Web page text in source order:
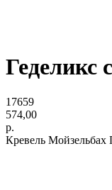
Геделикс
17659
574,00
р.
Кревель Мойзельбах